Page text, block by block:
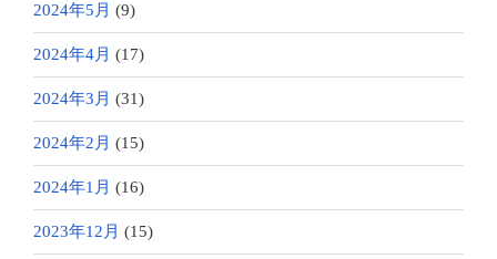
2024年5月 (9)
2024年4月 (17)
2024年3月 (31)
2024年2月 (15)
2024年1月 (16)
2023年12月 (15)